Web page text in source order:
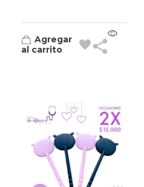
Agregar
al carrito